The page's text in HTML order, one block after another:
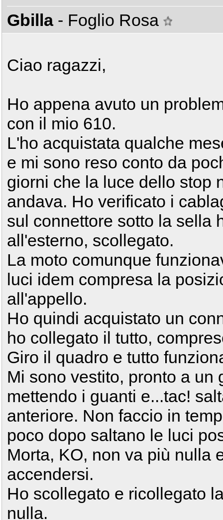
Gbilla - Foglio Rosa
Ciao ragazzi,
Ho appena avuto un
con il mio 610.
L'ho acquistata qualche
e mi sono reso conto da
giorni che la luce dello stop
andava. Ho verificato i
sul connettore sotto la sella
all'esterno, scollegato.
La moto comunque
luci idem compresa la
all'appello.
Ho quindi acquistato un
ho collegato il tutto,
Giro il quadro e tutto
Mi sono vestito, pronto a un
mettendo i guanti e...tac!
anteriore. Non faccio in
poco dopo saltano le luci
Morta, KO, non va più nulla
accendersi.
Ho scollegato e ricollegato
nulla.